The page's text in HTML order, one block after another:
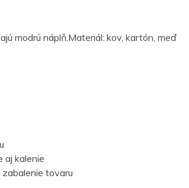
modrú náplň.Materiál: kov, kartón, meď
aj kalenie
tovaru